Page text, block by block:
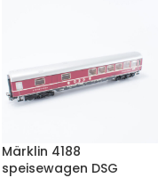
Märklin 4188
speisewagen DSG